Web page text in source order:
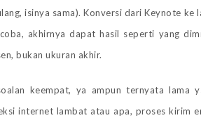
isinya sama). Konversi dari Keynote ke
akhirnya dapat hasil seperti yang
bukan ukuran akhir.
keempat, ya ampun ternyata lama
internet lambat atau apa, proses kirim